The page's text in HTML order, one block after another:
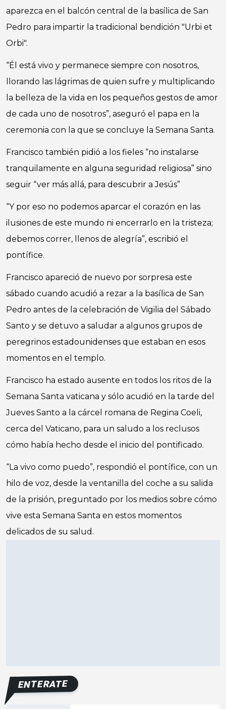
aparezca en el balcón central de la basílica de San
Pedro para impartir la tradicional bendición "Urbi et
Orbi".
“Él está vivo y permanece siempre con nosotros,
llorando las lágrimas de quien sufre y multiplicando
la belleza de la vida en los pequeños gestos de amor
de cada uno de nosotros”, aseguró el papa en la
ceremonia con la que se concluye la Semana Santa.
Francisco también pidió a los fieles “no instalarse
tranquilamente en alguna seguridad religiosa” sino
seguir “ver más allá, para descubrir a Jesús”
“Y por eso no podemos aparcar el corazón en las
ilusiones de este mundo ni encerrarlo en la tristeza;
debemos correr, llenos de alegría”, escribió el
pontífice.
Francisco apareció de nuevo por sorpresa este
sábado cuando acudió a rezar a la basílica de San
Pedro antes de la celebración de Vigilia del Sábado
Santo y se detuvo a saludar a algunos grupos de
peregrinos estadounidenses que estaban en esos
momentos en el templo.
Francisco ha estado ausente en todos los ritos de la
Semana Santa vaticana y sólo acudió en la tarde del
Jueves Santo a la cárcel romana de Regina Coeli,
cerca del Vaticano, para un saludo a los reclusos
cómo había hecho desde el inicio del pontificado.
“La vivo como puedo”, respondió el pontífice, con un
hilo de voz, desde la ventanilla del coche a su salida
de la prisión, preguntado por los medios sobre cómo
vive esta Semana Santa en estos momentos
delicados de su salud.
ENTERATE